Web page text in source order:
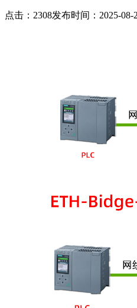
点击：2308发布时间：2025-08-